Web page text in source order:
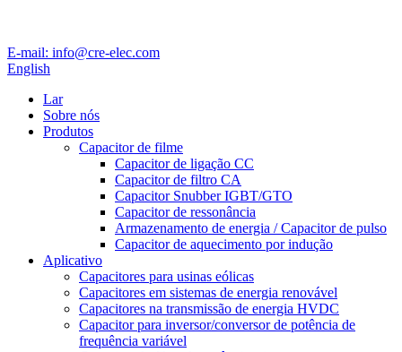
E-mail: info@cre-elec.com
English
Lar
Sobre nós
Produtos
Capacitor de filme
Capacitor de ligação CC
Capacitor de filtro CA
Capacitor Snubber IGBT/GTO
Capacitor de ressonância
Armazenamento de energia / Capacitor de pulso
Capacitor de aquecimento por indução
Aplicativo
Capacitores para usinas eólicas
Capacitores em sistemas de energia renovável
Capacitores na transmissão de energia HVDC
Capacitor para inversor/conversor de potência de
frequência variável